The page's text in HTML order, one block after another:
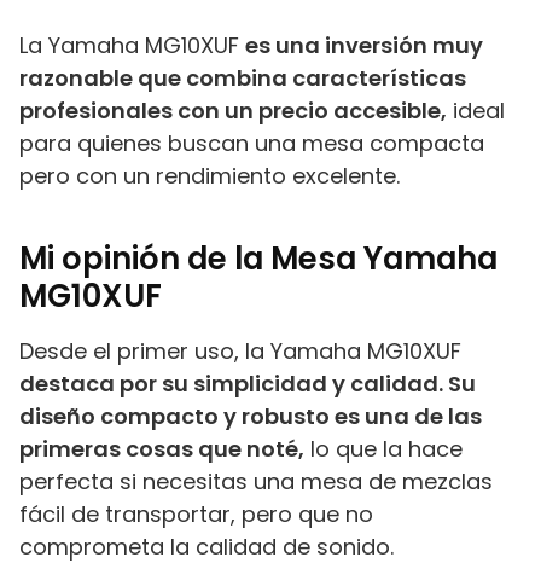
La Yamaha MG10XUF es una inversión muy
razonable que combina características
profesionales con un precio accesible, ideal
para quienes buscan una mesa compacta
pero con un rendimiento excelente.
Mi opinión de la Mesa Yamaha
MG10XUF
Desde el primer uso, la Yamaha MG10XUF
destaca por su simplicidad y calidad. Su
diseño compacto y robusto es una de las
primeras cosas que noté, lo que la hace
perfecta si necesitas una mesa de mezclas
fácil de transportar, pero que no
comprometa la calidad de sonido.